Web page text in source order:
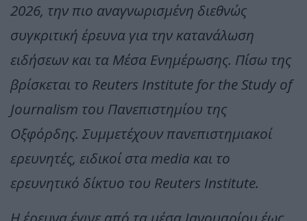
2026, την πιο αναγνωρισμένη διεθνώς
συγκριτική έρευνα για την κατανάλωση
ειδήσεων και τα Μέσα Ενημέρωσης. Πίσω της
βρίσκεται το Reuters Institute for the Study of
Journalism του Πανεπιστημίου της
Οξφόρδης. Συμμετέχουν πανεπιστημιακοί
ερευνητές, ειδικοί στα media και το
ερευνητικό δίκτυο του Reuters Institute.